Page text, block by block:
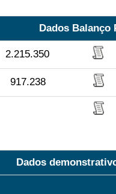
Dados Balanço
2.215.350
917.238
Dados